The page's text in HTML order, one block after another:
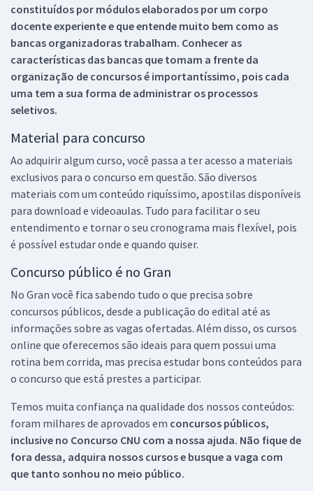
constituídos por módulos elaborados por um corpo
docente experiente e que entende muito bem como as
bancas organizadoras trabalham. Conhecer as
características das bancas que tomam a frente da
organização de concursos é importantíssimo, pois cada
uma tem a sua forma de administrar os processos
seletivos.
Material para concurso
Ao adquirir algum curso, você passa a ter acesso a materiais
exclusivos para o concurso em questão. São diversos
materiais com um conteúdo riquíssimo, apostilas disponíveis
para download e videoaulas. Tudo para facilitar o seu
entendimento e tornar o seu cronograma mais flexível, pois
é possível estudar onde e quando quiser.
Concurso público é no Gran
No Gran você fica sabendo tudo o que precisa sobre
concursos públicos, desde a publicação do edital até as
informações sobre as vagas ofertadas. Além disso, os cursos
online que oferecemos são ideais para quem possui uma
rotina bem corrida, mas precisa estudar bons conteúdos para
o concurso que está prestes a participar.
Temos muita confiança na qualidade dos nossos conteúdos:
foram milhares de aprovados em concursos públicos,
inclusive no Concurso CNU com a nossa ajuda. Não fique de
fora dessa, adquira nossos cursos e busque a vaga com
que tanto sonhou no meio público.